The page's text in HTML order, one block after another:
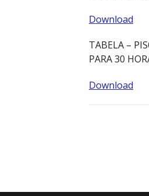
Download
TABELA –
PARA 30
Download